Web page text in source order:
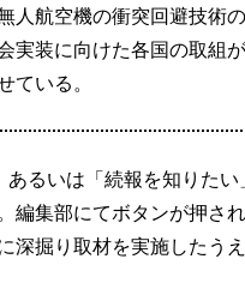
人航空機の衝突回避技術
実装に向けた各国の取組
いる。
るいは「続報を知りた
集部にてボタンが押さ
深掘り取材を実施したう